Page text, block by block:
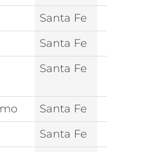
Santa Fe
Santa Fe
Santa Fe
Santa Fe
Santa Fe